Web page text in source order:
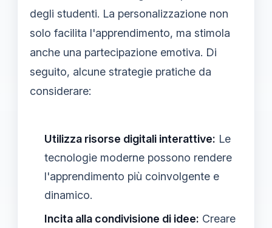
degli studenti. La personalizzazione non
solo facilita l'apprendimento, ma stimola
anche una partecipazione emotiva. Di
seguito, alcune strategie pratiche da
considerare:
Utilizza risorse digitali interattive: Le
tecnologie moderne possono rendere
l'apprendimento più coinvolgente e
dinamico.
Incita alla condivisione di idee: Creare